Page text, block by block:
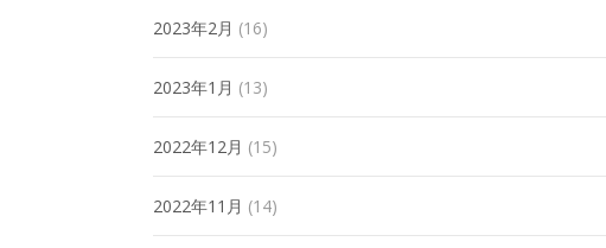
2023年2月 (16)
2023年1月 (13)
2022年12月 (15)
2022年11月 (14)